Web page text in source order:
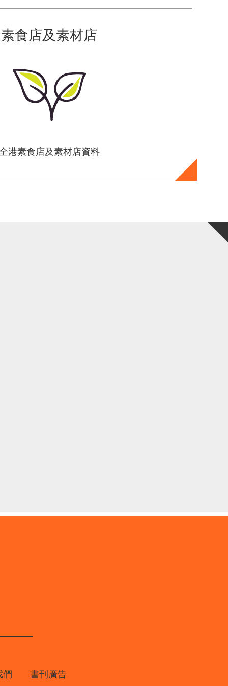
素食店及素材店
港素食店及素材店資料
們 書刊廣告